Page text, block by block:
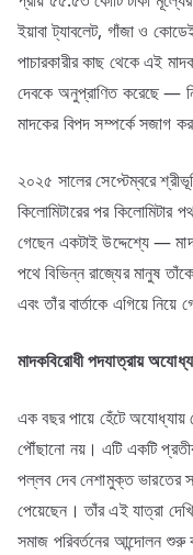
ইয়াবা ট্যাবলেট, গাঁজা ও
পাচারকারীর কাছ থেকে এই
দেবকে অনুপ্রাণিত করেছে —
মাদকের বিপদ সম্পর্কে সজাগ
২০২৫ সালের সেপ্টেম্বরে
কিলোমিটারের পর কিলোমিটার
গেছেন একটাই উদ্দেশ্যে —
পথে বিভিন্ন রাজ্যের মানুষ
এবং তাঁর বার্তাকে এগিয়ে নিয়ে
মাদকবিরোধীপদযাত্রায়
এক বছর পায়ে হেঁটে
পৌঁছানো নয়। এটি একটি
পল্লব দেব নেশামুক্ত
পেয়েছেন। তাঁর এই যাত্রা
সমাজ পরিবর্তনের আন্দোলন